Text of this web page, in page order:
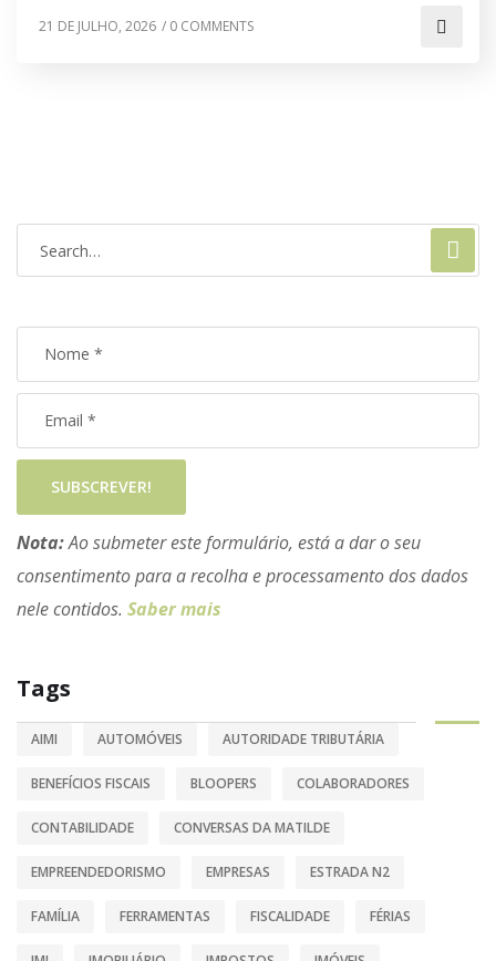
21 DE JULHO, 2026 / 0 COMMENTS
SUBSCREVER!
Nota:Ao submeter este formulário, está a dar o seu
consentimento para a recolha e processamento dos dados
nele contidos. Saber mais
Tags
AIMI AUTOMÓVEIS AUTORIDADE TRIBUTÁRIA
BENEFÍCIOS FISCAIS BLOOPERS COLABORADORES
CONTABILIDADE CONVERSAS DA MATILDE
EMPREENDEDORISMO EMPRESAS ESTRADA N2
FAMÍLIA FERRAMENTAS FISCALIDADE FÉRIAS